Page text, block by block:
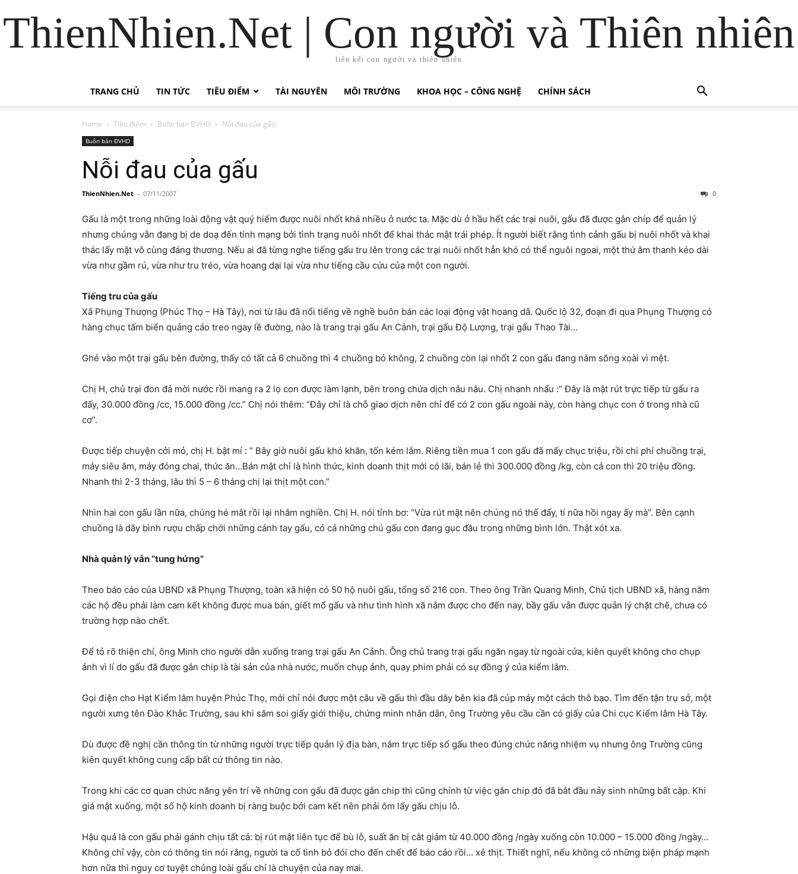
ThienNhien.Net | Con người và Thiên nhiên
liên kết con người và thiên nhiên
TRANG CHỦ TIN TỨC TIÊU ĐIỂM TÀI NGUYÊN MÔI TRƯỜNG KHOA HỌC – CÔNG NGHỆ CHÍNH SÁCH
Home Tiêu điểm Buôn bán ĐVHD Nỗi đau của gấu
Buôn bán ĐVHD
Nỗi đau của gấu
ThienNhien.Net - 07/11/2007 0
Gấu là một trong những loài động vật quý hiếm được nuôi nhốt khá nhiều ở nước ta. Mặc dù ở hầu hết các trại nuôi, gấu đã được gắn chíp để quản lý
nhưng chúng vẫn đang bị de doạ đến tính mạng bởi tình trạng nuôi nhốt để khai thác mật trái phép. Ít người biết rằng tình cảnh gấu bị nuôi nhốt và khai
thác lấy mật vô cùng đáng thương. Nếu ai đã từng nghe tiếng gấu tru lên trong các trại nuôi nhốt hẳn khó có thể nguôi ngoai, một thứ âm thanh kéo dài
vừa như gầm rú, vừa như tru tréo, vừa hoang dại lại vừa như tiếng cầu cứu của một con người.
Tiếng tru của gấu
Xã Phụng Thượng (Phúc Thọ – Hà Tây), nơi từ lâu đã nổi tiếng về nghề buôn bán các loại động vật hoang dã. Quốc lộ 32, đoạn đi qua Phụng Thượng có
hàng chục tấm biển quảng cáo treo ngay lề đường, nào là trang trại gấu An Cảnh, trại gấu Độ Lượng, trại gấu Thao Tài…
Ghé vào một trại gấu bên đường, thấy có tất cả 6 chuồng thì 4 chuồng bỏ không, 2 chuồng còn lại nhốt 2 con gấu đang nằm sõng xoài vì mệt.
Chị H, chủ trại đon đả mời nước rồi mang ra 2 lọ con được làm lạnh, bên trong chứa dịch nâu nâu. Chị nhanh nhẩu :” Đây là mật rút trực tiếp từ gấu ra
đấy, 30.000 đồng /cc, 15.000 đồng /cc.” Chị nói thêm: “Đây chỉ là chỗ giao dịch nên chỉ để có 2 con gấu ngoài này, còn hàng chục con ở trong nhà cũ
cơ”.
Được tiếp chuyện cởi mỏ, chị H. bật mí : “ Bây giờ nuôi gấu khó khăn, tốn kém lắm. Riêng tiền mua 1 con gấu đã mấy chục triệu, rồi chi phí chuồng trại,
máy siêu âm, máy đóng chai, thức ăn…Bán mật chỉ là hình thức, kinh doanh thịt mới có lãi, bán lẻ thì 300.000 đồng /kg, còn cả con thì 20 triệu đồng.
Nhanh thì 2-3 tháng, lâu thì 5 – 6 tháng chị lại thịt một con.”
Nhìn hai con gấu lần nữa, chúng hé mắt rồi lại nhắm nghiền. Chị H. nói tỉnh bơ: “Vừa rút mật nên chúng nó thế đấy, tí nữa hồi ngay ấy mà”. Bên cạnh
chuồng là dãy bình rượu chấp chới những cánh tay gấu, có cả những chú gấu con đang gục đầu trong những bình lớn. Thật xót xa.
Nhà quản lý vẫn “tung hứng”
Theo báo cáo của UBND xã Phụng Thượng, toàn xã hiện có 50 hộ nuôi gấu, tổng số 216 con. Theo ông Trần Quang Minh, Chủ tịch UBND xã, hàng năm
các hộ đều phải làm cam kết không được mua bán, giết mổ gấu và như tình hình xã nắm được cho đến nay, bầy gấu vẫn được quản lý chặt chẽ, chưa có
trường hợp nào chết.
Để tỏ rõ thiện chí, ông Minh cho người dẫn xuống trang trại gấu An Cảnh. Ông chủ trang trại gấu ngăn ngay từ ngoài cửa, kiên quyết không cho chụp
ảnh vì lí do gấu đã được gắn chip là tài sản của nhà nước, muốn chụp ảnh, quay phim phải có sự đồng ý của kiểm lâm.
Gọi điện cho Hạt Kiểm lâm huyện Phúc Thọ, mới chỉ nói được một câu về gấu thì đầu dây bên kia đã cúp máy một cách thô bạo. Tìm đến tận trụ sở, một
người xưng tên Đào Khắc Trường, sau khi săm soi giấy giới thiệu, chứng minh nhân dân, ông Trường yêu cầu cần có giấy của Chi cục Kiểm lâm Hà Tây.
Dù được đề nghị cần thông tin từ những người trực tiếp quản lý địa bàn, nắm trực tiếp số gấu theo đúng chức năng nhiệm vụ nhưng ông Trường cũng
kiên quyết không cung cấp bất cứ thông tin nào.
Trong khi các cơ quan chức năng yên trí về những con gấu đã được gắn chip thì cũng chính từ việc gắn chip đó đã bắt đầu nảy sinh những bất cập. Khi
giá mật xuống, một số hộ kinh doanh bị ràng buộc bởi cam kết nên phải ôm lấy gấu chịu lỗ.
Hậu quả là con gấu phải gánh chịu tất cả: bị rút mật liên tục để bù lỗ, suất ăn bị cắt giảm từ 40.000 đồng /ngày xuống còn 10.000 – 15.000 đồng /ngày…
Không chỉ vậy, còn có thông tin nói rằng, người ta cố tình bỏ đói cho đến chết để báo cáo rồi… xẻ thịt. Thiết nghĩ, nếu không có những biện pháp mạnh
hơn nữa thì nguy cơ tuyệt chủng loài gấu chỉ là chuyện của nay mai.